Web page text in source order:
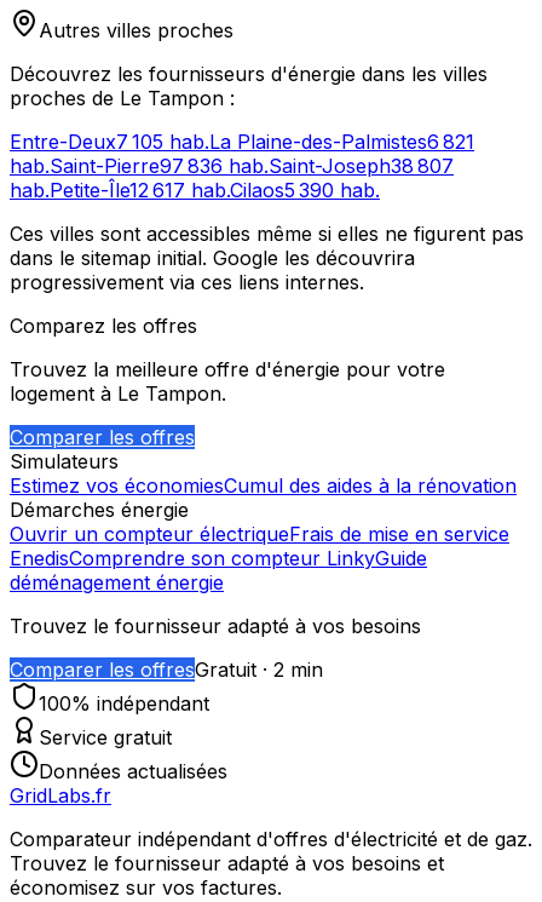
Autres villes proches
Découvrez les fournisseurs d'énergie dans les villes
proches de Le Tampon :
Entre-Deux7 105 hab.La Plaine-des-Palmistes6 821
hab.Saint-Pierre97 836 hab.Saint-Joseph38 807
hab.Petite-Île12 617 hab.Cilaos5 390 hab.
Ces villes sont accessibles même si elles ne figurent pas
dans le sitemap initial. Google les découvrira
progressivement via ces liens internes.
Comparez les offres
Trouvez la meilleure offre d'énergie pour votre
logement à Le Tampon.
Comparer les offres
Simulateurs
Estimez vos économiesCumul des aides à la rénovation
Démarches énergie
Ouvrir un compteur électriqueFrais de mise en service
EnedisComprendre son compteur LinkyGuide
déménagement énergie
Trouvez le fournisseur adapté à vos besoins
Comparer les offresGratuit · 2 min
100% indépendant
Service gratuit
Données actualisées
GridLabs.fr
Comparateur indépendant d'offres d'électricité et de gaz.
Trouvez le fournisseur adapté à vos besoins et
économisez sur vos factures.